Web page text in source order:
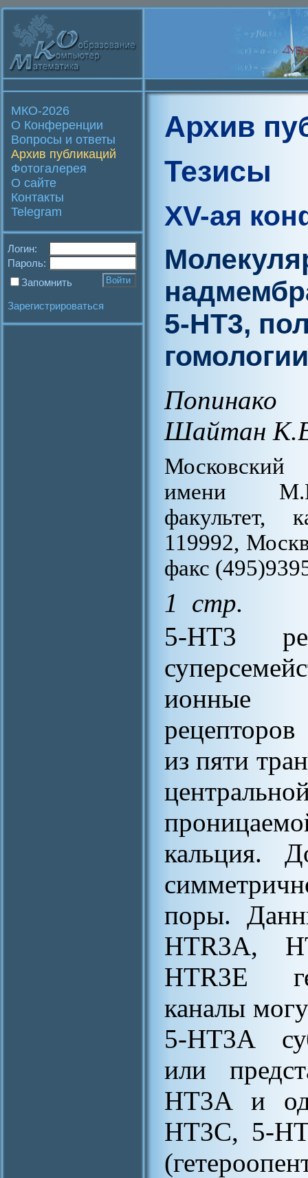
МКО-2026
О Конференции
Вопросы и ответы
Архив публикаций
Фотогалерея
О сайте
Контакты
Telegram
Логин:
Пароль:
Запомнить
Зарегистрироваться
Архив
Тезисы
XV-ая
5-НТ3,
гомологии
Шайтан
Московский
имени
факультет,
119992,
факс
1 стр.
5-HT3
ионные
из пяти
кальция.
поры.
HTR3A,
HTR3E
каналы
5-HT3A
или
HT3A и
HT3C, 5-